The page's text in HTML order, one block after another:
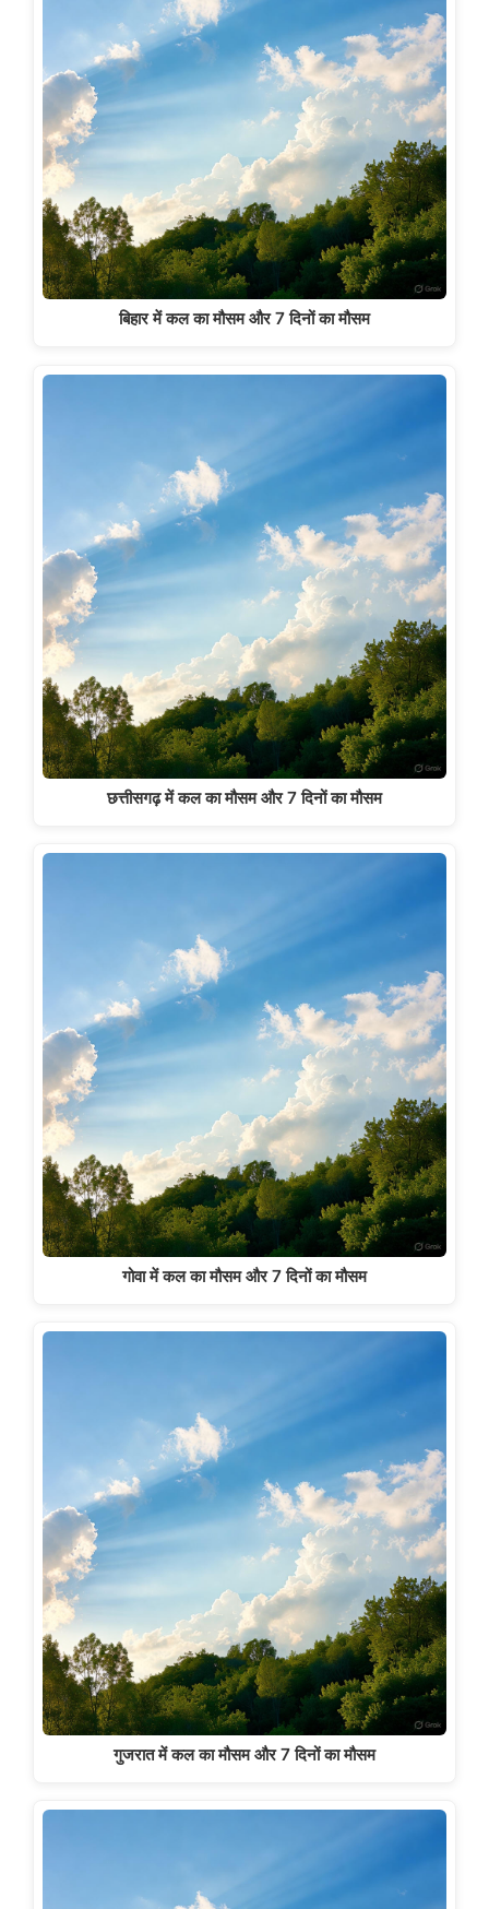
बिहार में कल का मौसम और 7 दिनों का मौसम
छत्तीसगढ़ में कल का मौसम और 7 दिनों का मौसम
गोवा में कल का मौसम और 7 दिनों का मौसम
गुजरात में कल का मौसम और 7 दिनों का मौसम